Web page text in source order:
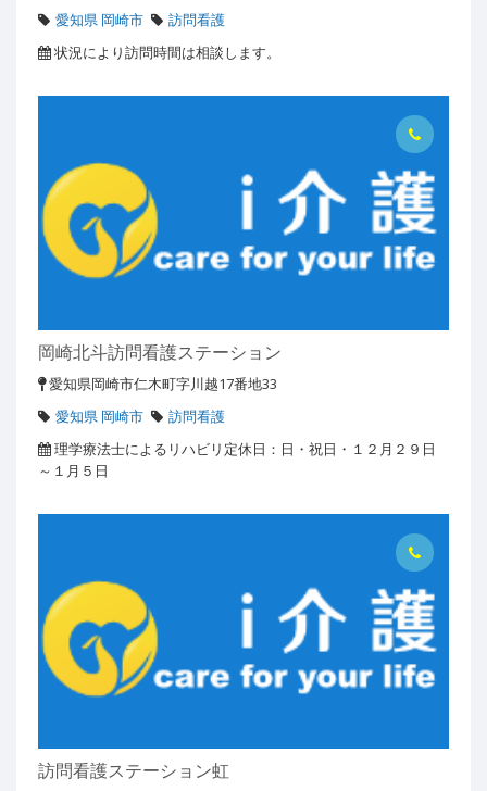
愛知県 岡崎市
訪問看護
状況により訪問時間は相談します。
岡崎北斗訪問看護ステーション
愛知県岡崎市仁木町字川越17番地33
愛知県 岡崎市
訪問看護
理学療法士によるリハビリ定休日：日・祝日・１２月２９日
～１月５日
訪問看護ステーション虹